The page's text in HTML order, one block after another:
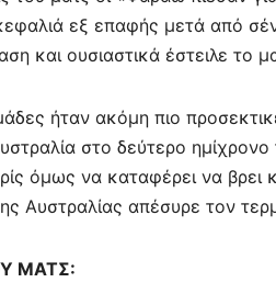
εξ επαφής μετά από
και ουσιαστικά έστειλε το
ήταν ακόμη πιο
στο δεύτερο
όμως να καταφέρει να βρει
Αυστραλίας απέσυρε τον
ΜΑΤΣ: